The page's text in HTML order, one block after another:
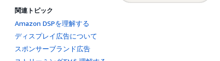
関連トピック
Amazon DSPを理解する
ディスプレイ広告について
スポンサーブランド広告